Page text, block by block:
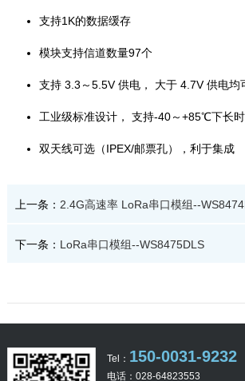
支持1K的数据缓存
模块支持信道数量97个
支持 3.3～5.5V 供电， 大于 4.7V 供电均
工业级标准设计， 支持-40～+85℃下长
双天线可选（IPEX/邮票孔），利于集成
上一条： 2.4G高速率 LoRa串口模组--
下一条： LoRa串口模组--WS8475DLS
Tel： 150-0031-9232
电话：028-64823553